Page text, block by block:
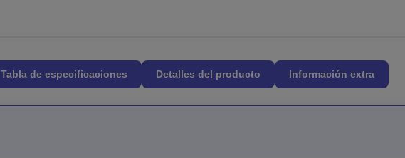
Tabla de especificaciones Detalles del producto Información extra